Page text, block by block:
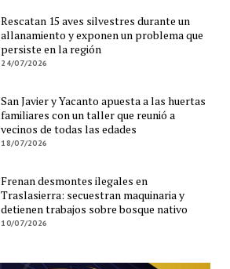
Rescatan 15 aves silvestres durante un
allanamiento y exponen un problema que
persiste en la región
24/07/2026
San Javier y Yacanto apuesta a las huertas
familiares con un taller que reunió a
vecinos de todas las edades
18/07/2026
Frenan desmontes ilegales en
Traslasierra: secuestran maquinaria y
detienen trabajos sobre bosque nativo
10/07/2026